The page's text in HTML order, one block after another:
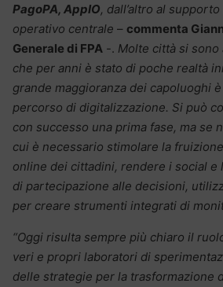
PagoPA, AppIO, dall’altro al
operativo centrale – commenta
Generale di FPA -. Molte città si
che per anni è stato di poche realtà
grande maggioranza dei capoluoghi
percorso di digitalizzazione. Si può
con successo una prima fase, ma se
cui è necessario stimolare la
online dei cittadini, rendere i social e
di partecipazione alle decisioni,
per creare strumenti integrati di
“Oggi risulta sempre più chiaro il
veri e propri laboratori di
delle strategie per la trasformazione